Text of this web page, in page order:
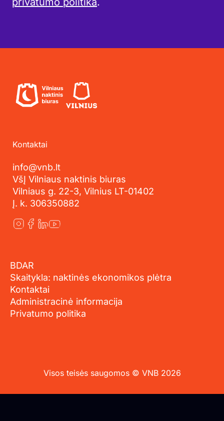
Kontaktai
info@vnb.lt
VšĮ Vilniaus naktinis biuras
Vilniaus g. 22-3, Vilnius LT-01402
Į. k. 306350882
BDAR
Skaitykla: naktinės ekonomikos plėtra
Kontaktai
Administracinė informacija
Privatumo politika
Visos teisės saugomos © VNB 2026